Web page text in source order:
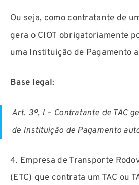
Ou seja, como contratante de
gera o CIOT obrigatoriamente
uma Instituição de Pagamento
Base legal:
Art. 3º, I – Contratante de TAC
de Instituição de Pagamento
4. Empresa de Transporte
(ETC) que contrata um TAC ou